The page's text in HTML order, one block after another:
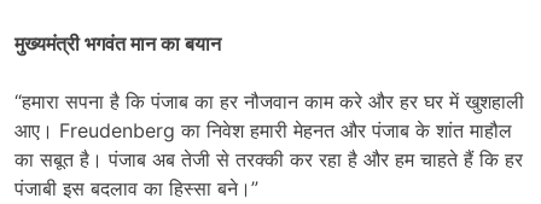
मुख्यमंत्री भगवंत मान का बयान
“हमारा सपना है कि पंजाब का हर नौजवान काम करे और हर घर में खुशहाली
आए। Freudenberg का निवेश हमारी मेहनत और पंजाब के शांत माहौल
का सबूत है। पंजाब अब तेजी से तरक्की कर रहा है और हम चाहते हैं कि हर
पंजाबी इस बदलाव का हिस्सा बने।”